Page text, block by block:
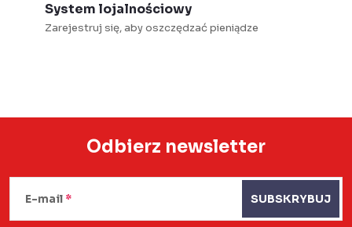
System lojalnościowy
Zarejestruj się, aby oszczędzać pieniądze
S
Odbierz newsletter
E-mail SUBSKRYBUJ